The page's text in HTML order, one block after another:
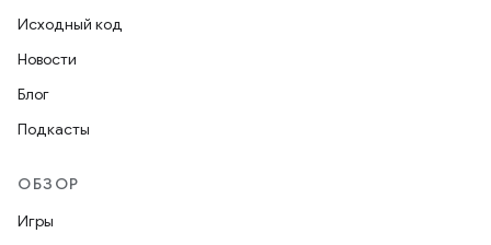
Исходный код
Новости
Блог
Подкасты
ОБЗОР
Игры